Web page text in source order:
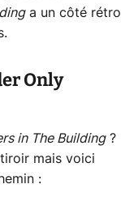
a un côté rétro
Only
in The Building?
mais voici
: